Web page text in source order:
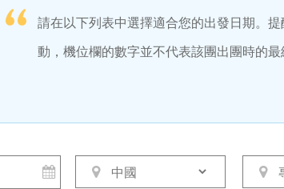
請在以下列表中選擇適合您的出發日期。
動，機位欄的數字並不代表該團出團時的